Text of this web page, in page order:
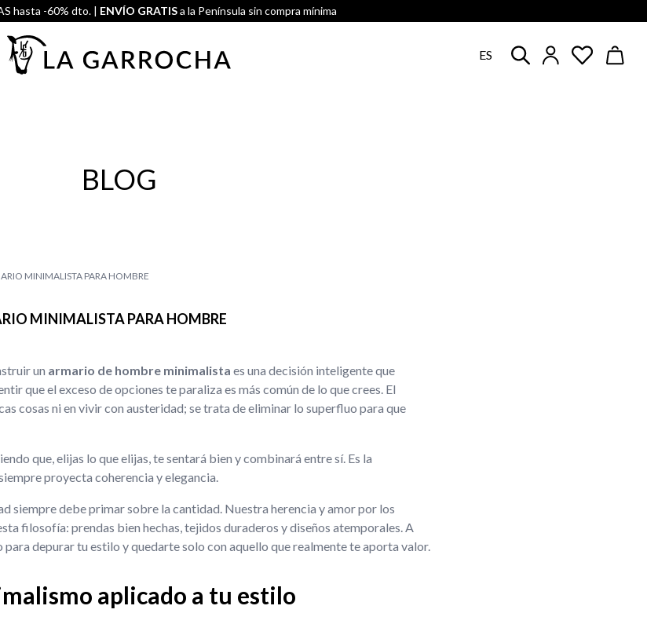
hasta -60% dto. | ENVÍO GRATISa la Península sin compra mínima
ES
BLOG
MINIMALISTA PARA HOMBRE
MINIMALISTA PARA HOMBRE
un armario de hombre minimalista es una decisión inteligente que
que el exceso de opciones te paraliza es más común de lo que crees. El
cosas ni en vivir con austeridad; se trata de eliminar lo superfluo para que
que, elijas lo que elijas, te sentará bien y combinará entre sí. Es la
proyecta coherencia y elegancia.
siempre debe primar sobre la cantidad. Nuestra herencia y amor por los
filosofía: prendas bien hechas, tejidos duraderos y diseños atemporales. A
para depurar tu estilo y quedarte solo con aquello que realmente te aporta valor.
aplicado a tu estilo